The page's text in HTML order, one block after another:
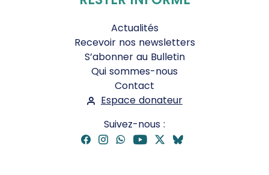
Actualités
Recevoir nos newsletters
S’abonner au Bulletin
Qui sommes-nous
Contact
Espace donateur
Suivez-nous :
Facebook
Instagram
WhatsApp
YouTubeTwitter